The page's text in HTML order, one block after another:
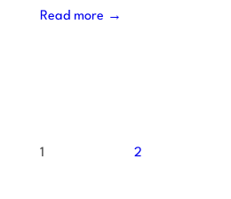
Read more →
1 2